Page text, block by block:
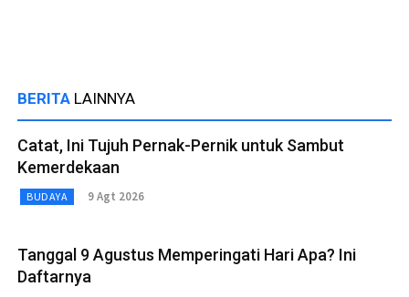
BERITA LAINNYA
Catat, Ini Tujuh Pernak-Pernik untuk Sambut
Kemerdekaan
BUDAYA 9 Agt 2026
Tanggal 9 Agustus Memperingati Hari Apa? Ini
Daftarnya